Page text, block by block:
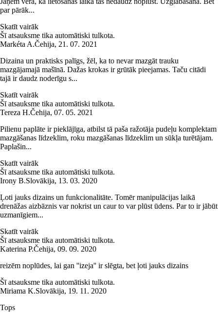
par pārāk...
Skatīt vairāk
Šī atsauksme tika automātiski tulkota.
Markéta A.Čehija, 21. 07. 2021
Dizaina un praktisks palīgs, žēl, ka to nevar mazgāt trauku
mazgājamajā mašīnā. Dažas krokas ir grūtāk pieejamas. Taču citādi
tajā ir daudz noderīgu s...
Skatīt vairāk
Šī atsauksme tika automātiski tulkota.
Tereza H.Čehija, 07. 05. 2021
Pilienu paplāte ir pieklājīga, atbilst tā paša ražotāja pudeļu komplektam
mazgāšanas līdzeklim, roku mazgāšanas līdzeklim un sūkļa turētājam.
Paplašin...
Skatīt vairāk
Šī atsauksme tika automātiski tulkota.
Irony B.Slovākija, 13. 03. 2020
Ļoti jauks dizains un funkcionalitāte. Tomēr manipulācijas laikā
drenāžas aizbāznis var nokrist un caur to var plūst ūdens. Par to ir jābūt
uzmanīgiem...
Skatīt vairāk
Šī atsauksme tika automātiski tulkota.
Katerina P.Čehija, 09. 09. 2020
reizēm noplūdes, lai gan ''izeja'' ir slēgta, bet ļoti jauks dizains
Šī atsauksme tika automātiski tulkota.
Miriama K.Slovākija, 19. 11. 2020
Tops